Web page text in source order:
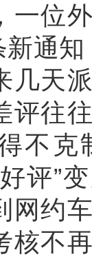
位外
通知
几天
评往
不克
评”
网约
核不